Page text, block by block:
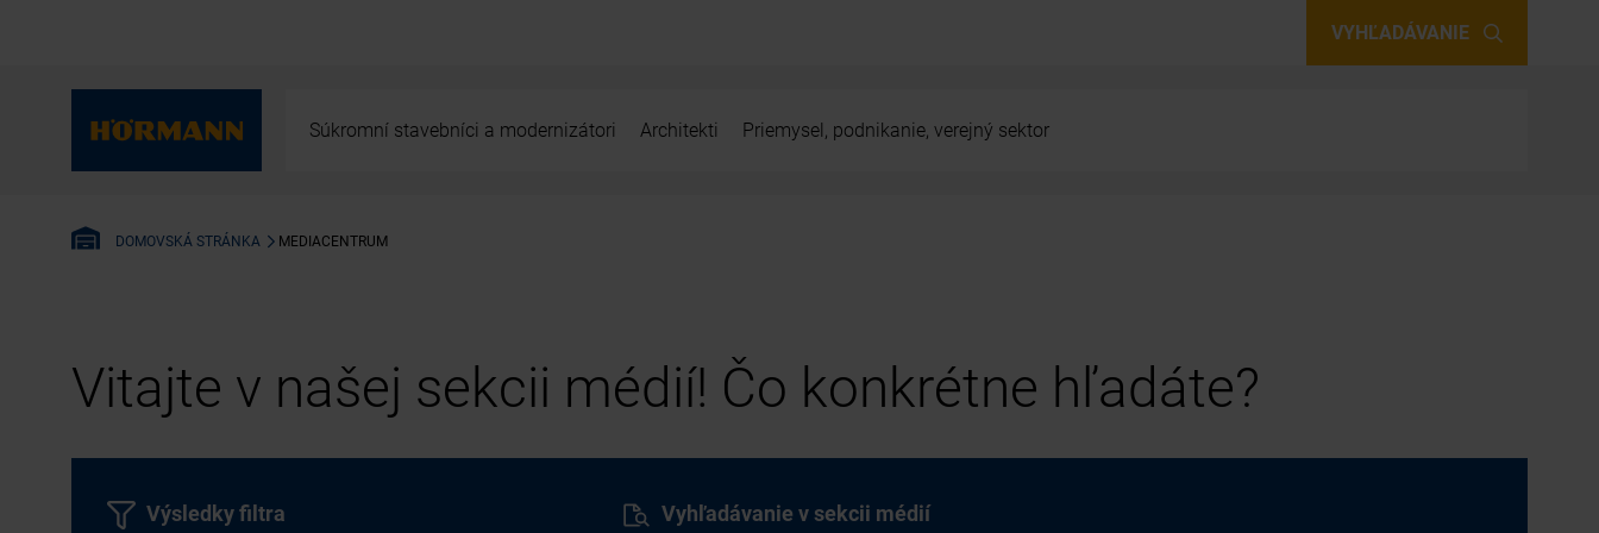
VYHĽADÁVANIE
Súkromní stavebníci a modernizátori Architekti Priemysel, podnikanie, verejný sektor
DOMOVSKÁ STRÁNKA MEDIACENTRUM
Vitajte v našej sekcii médií! Čo konkrétne hľadáte?
Vyhľadávanie v sekcii médií
Výsledky filtra